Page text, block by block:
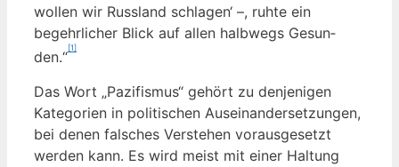
wol­len wir Russ­land schla­gen‘ –, ruh­te ein
begehr­li­cher Blick auf allen halb­wegs Gesun­
den.“
[1]
Das Wort „Pazi­fis­mus“ gehört zu den­je­ni­gen
Kate­go­rien in poli­ti­schen Aus­ein­an­der­set­zun­gen,
bei denen fal­sches Ver­ste­hen vor­aus­ge­setzt
wer­den kann. Es wird meist mit einer Hal­tung